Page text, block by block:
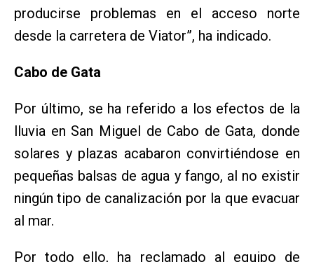
producirse problemas en el acceso norte
desde la carretera de Viator”, ha indicado.
Cabo de Gata
Por último, se ha referido a los efectos de la
lluvia en San Miguel de Cabo de Gata, donde
solares y plazas acabaron convirtiéndose en
pequeñas balsas de agua y fango, al no existir
ningún tipo de canalización por la que evacuar
al mar.
Por todo ello, ha reclamado al equipo de